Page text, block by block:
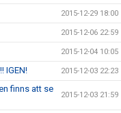
2015-12-29 18:00
2015-12-06 22:59
2015-12-04 10:05
IGEN! 2015-12-03 22:23
finns att se
2015-12-03 21:59